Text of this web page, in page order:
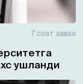
7 соат аввал
ушланди